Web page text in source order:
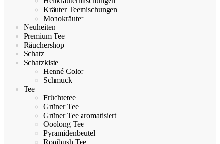
Kräuter Teemischungen
Monokräuter
Neuheiten
Premium Tee
Räuchershop
Schatz
Schatzkiste
Henné Color
Schmuck
Tee
Früchtetee
Grüner Tee
Grüner Tee aromatisiert
Ooolong Tee
Pyramidenbeutel
Rooibush Tee